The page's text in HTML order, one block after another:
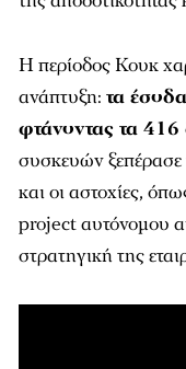
Η περίοδος Κουκ
ανάπτυξη: τα
φτάνοντας τα
συσκευών ξεπέρασε
και οι αστοχίες,
project αυτόνομου
στρατηγική της